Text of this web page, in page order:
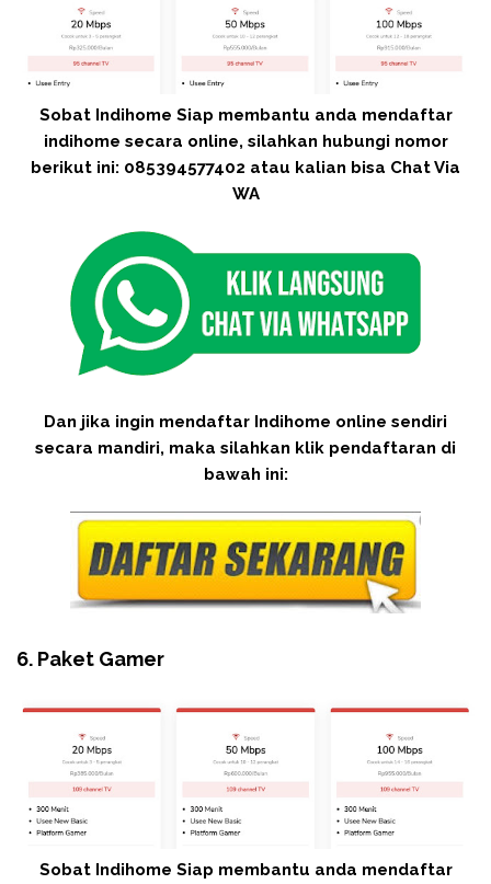
Sobat Indihome Siap membantu anda mendaftar
indihome secara online, silahkan hubungi nomor
berikut ini: 085394577402 atau kalian bisa Chat Via
WA
Dan jika ingin mendaftar Indihome online sendiri
secara mandiri, maka silahkan klik pendaftaran di
bawah ini:
6. Paket Gamer
Sobat Indihome Siap membantu anda mendaftar